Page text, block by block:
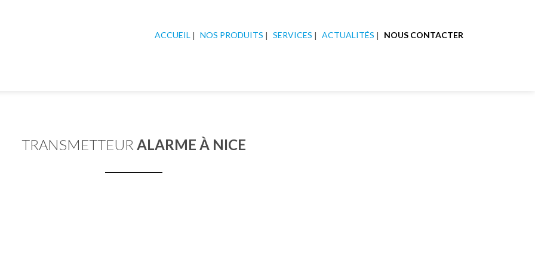
ACCUEIL NOS PRODUITS SERVICES ACTUALITÉS NOUS CONTACTER
TRANSMETTEUR ALARME À NICE